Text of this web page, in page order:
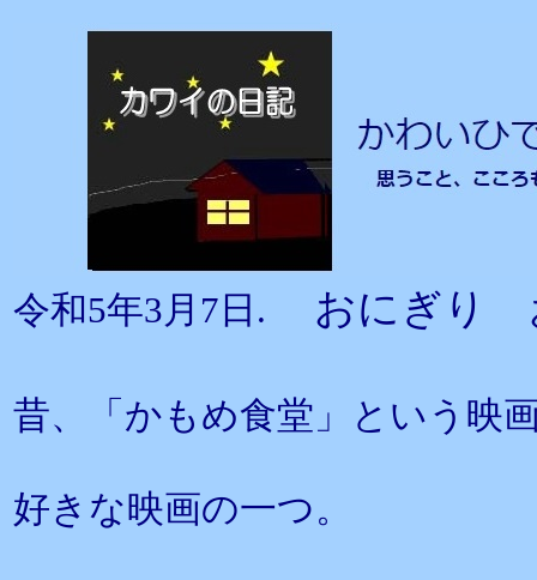
令和5年3月7日. おにぎり
昔、「かもめ食堂」という映
好きな映画の一つ。